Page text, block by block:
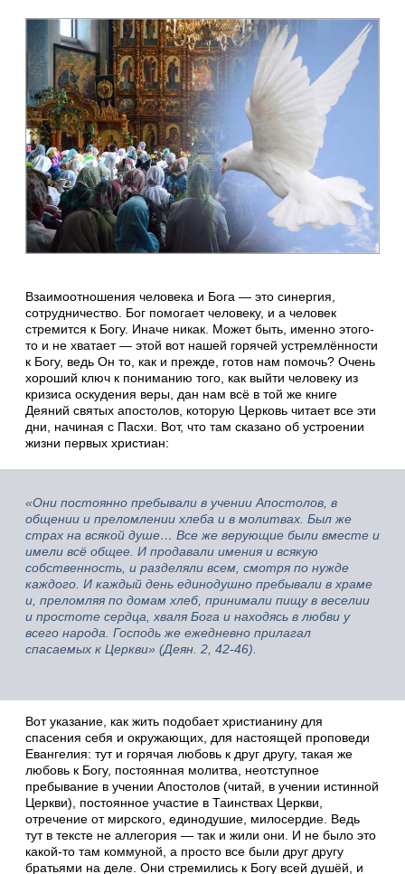
Взаимоотношения человека и Бога — это синергия,
сотрудничество. Бог помогает человеку, и а человек
стремится к Богу. Иначе никак. Может быть, именно этого-
то и не хватает — этой вот нашей горячей устремлённости
к Богу, ведь Он то, как и прежде, готов нам помочь? Очень
хороший ключ к пониманию того, как выйти человеку из
кризиса оскудения веры, дан нам всё в той же книге
Деяний святых апостолов, которую Церковь читает все эти
дни, начиная с Пасхи. Вот, что там сказано об устроении
жизни первых христиан:
«Они постоянно пребывали в учении Апостолов, в
общении и преломлении хлеба и в молитвах. Был же
страх на всякой душе… Все же верующие были вместе и
имели всё общее. И продавали имения и всякую
собственность, и разделяли всем, смотря по нужде
каждого. И каждый день единодушно пребывали в храме
и, преломляя по домам хлеб, принимали пищу в веселии
и простоте сердца, хваля Бога и находясь в любви у
всего народа. Господь же ежедневно прилагал
спасаемых к Церкви» (Деян. 2, 42-46).
Вот указание, как жить подобает христианину для
спасения себя и окружающих, для настоящей проповеди
Евангелия: тут и горячая любовь к друг другу, такая же
любовь к Богу, постоянная молитва, неотступное
пребывание в учении Апостолов (читай, в учении истинной
Церкви), постоянное участие в Таинствах Церкви,
отречение от мирского, единодушие, милосердие. Ведь
тут в тексте не аллегория — так и жили они. И не было это
какой-то там коммуной, а просто все были друг другу
братьями на деле. Они стремились к Богу всей душёй, и